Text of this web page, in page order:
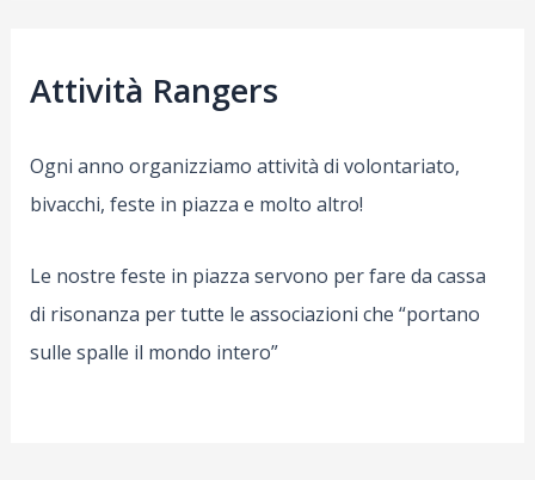
Attività Rangers
Ogni anno organizziamo attività di volontariato,
bivacchi, feste in piazza e molto altro!
Le nostre feste in piazza servono per fare da cassa
di risonanza per tutte le associazioni che “portano
sulle spalle il mondo intero”